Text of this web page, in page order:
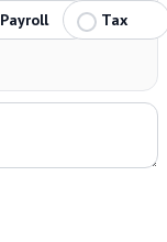
Payroll
Tax